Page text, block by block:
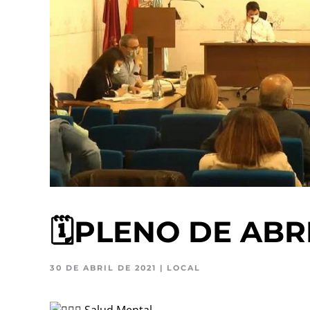
🗓PLENO DE
30 DE ABRIL DE 2021 | LOCAL